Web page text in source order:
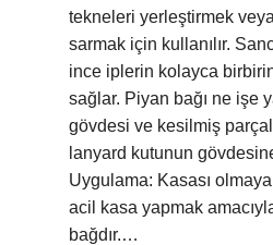
tekneleri yerleştirmek
sarmak için kullanılır.
ince iplerin kolayca
sağlar. Piyan bağı ne işe
gövdesi ve kesilmiş
lanyard kutunun
Uygulama: Kasası
acil kasa yapmak
bağdır.…